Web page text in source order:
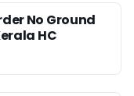
No Ground
HC